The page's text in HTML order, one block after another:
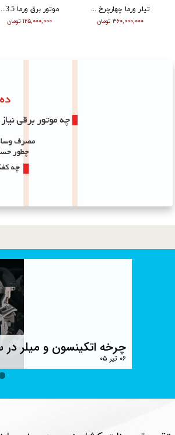
موتور برق ورما 3.5 کیلووات سایلنت اینورتر ریموت دار VM6500i
۱۲۵,۰۰۰,۰۰۰ تومان
تیلر ورما چهارچرخ (مینی تراکتور) ، دیزل ، چرخ بزرگ ، دوچراغ، استارت vm001
۳۶۰,۰۰۰,۰۰۰ تومان
چرخه اتکینسون و میلر
۰۶ تیر ۰۵